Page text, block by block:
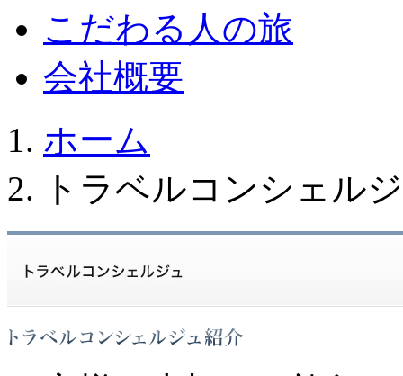
こだわる人の旅
会社概要
ホーム
トラベルコンシェル